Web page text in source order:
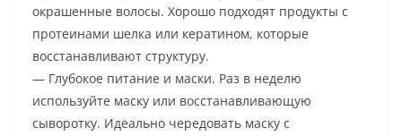
окрашенные волосы. Хорошо подходят продукты с
протеинами шелка или кератином, которые
восстанавливают структуру.
— Глубокое питание и маски. Раз в неделю
используйте маску или восстанавливающую
сыворотку. Идеально чередовать маску с